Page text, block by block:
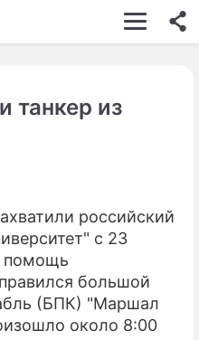
ШОУ-БИЗНЕС
КИНО
ЭКОНОМИКА
ПРОИСШЕСТВИЯ
СОННИК
СТИЛЬ ЖИЗНИ
танкер из
российский
с 23
помощь
большой
(БПК) "Маршал
около 8:00